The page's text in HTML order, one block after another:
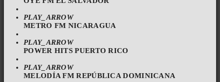
PLAY_ARROW
METRO FM NICARAGUA
PLAY_ARROW
POWER HITS PUERTO RICO
PLAY_ARROW
MELODÍA FM REPÚBLICA DOMINICANA